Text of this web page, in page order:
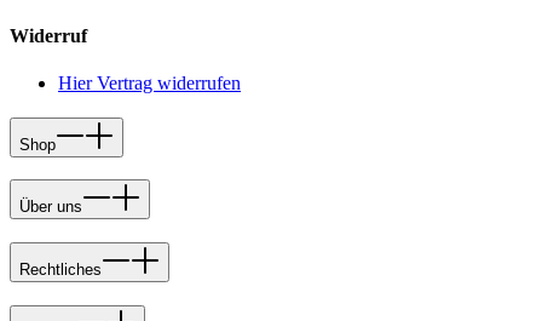
Widerruf
Hier Vertrag widerrufen
Shop
Über uns
Rechtliches